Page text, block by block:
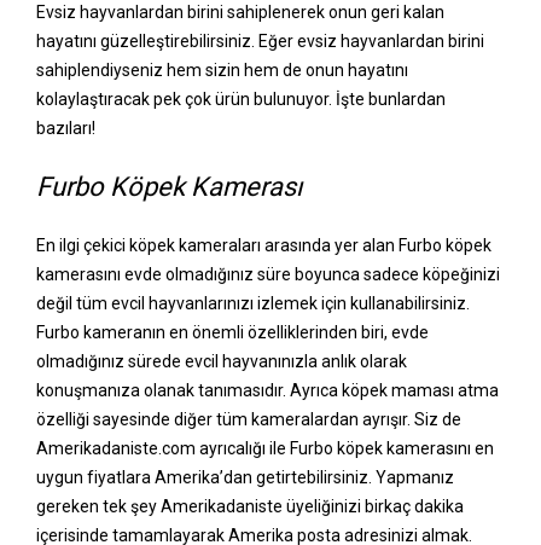
Evsiz hayvanlardan birini sahiplenerek onun geri kalan
hayatını güzelleştirebilirsiniz. Eğer evsiz hayvanlardan birini
sahiplendiyseniz hem sizin hem de onun hayatını
kolaylaştıracak pek çok ürün bulunuyor. İşte bunlardan
bazıları!
Furbo Köpek Kamerası
En ilgi çekici köpek kameraları arasında yer alan Furbo köpek
kamerasını evde olmadığınız süre boyunca sadece köpeğinizi
değil tüm evcil hayvanlarınızı izlemek için kullanabilirsiniz.
Furbo kameranın en önemli özelliklerinden biri, evde
olmadığınız sürede evcil hayvanınızla anlık olarak
konuşmanıza olanak tanımasıdır. Ayrıca köpek maması atma
özelliği sayesinde diğer tüm kameralardan ayrışır. Siz de
Amerikadaniste.com ayrıcalığı ile Furbo köpek kamerasını en
uygun fiyatlara Amerika’dan getirtebilirsiniz. Yapmanız
gereken tek şey Amerikadaniste üyeliğinizi birkaç dakika
içerisinde tamamlayarak Amerika posta adresinizi almak.